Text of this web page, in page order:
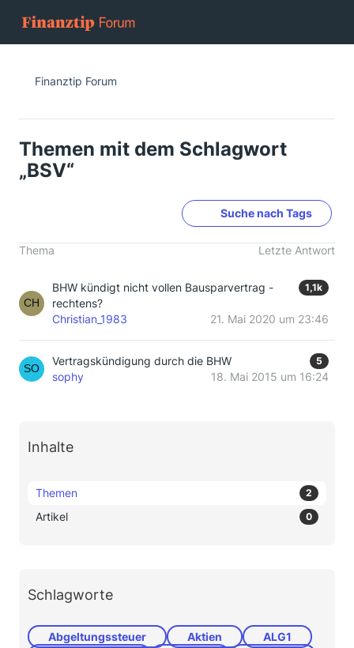
Finanztip Forum
Themen mit dem Schlagwort
„BSV“
Suche nach Tags
Thema Letzte Antwort
BHW kündigt nicht vollen Bausparvertrag -
rechtens?
1,1k
Christian_1983 21. Mai 2020 um 23:46
Vertragskündigung durch die BHW 5
sophy 18. Mai 2015 um 16:24
Inhalte
Themen 2
Artikel 0
Schlagworte
Abgeltungssteuer Aktien
ALG1